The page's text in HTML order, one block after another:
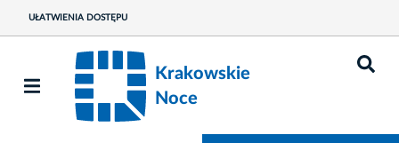
UŁATWIENIA DOSTĘPU
Krakowskie
Noce